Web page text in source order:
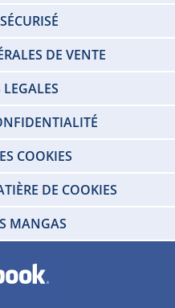
DE VENTE
COOKIES
DE COOKIES
MANGAS